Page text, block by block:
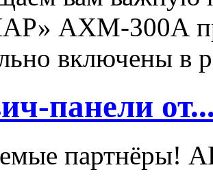
АХМ-300А
включены в
панели